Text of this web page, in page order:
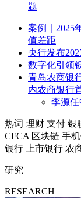
题
案例｜2025
值差距
央行发布
数字化引领
青岛农商银
内农商银行
李源
热词 理财 支付 银
CFCA 区块链 手
银行
上市银行 农
研究
RESEARCH